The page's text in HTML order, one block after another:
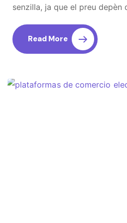
senzilla, ja que el preu
Read More